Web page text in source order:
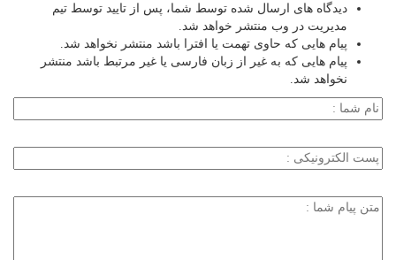
دیدگاه های ارسال شده توسط شما، پس از تایید توسط تیم
مدیریت در وب منتشر خواهد شد.
پیام هایی که حاوی تهمت یا افترا باشد منتشر نخواهد شد.
پیام هایی که به غیر از زبان فارسی یا غیر مرتبط باشد منتشر
نخواهد شد.